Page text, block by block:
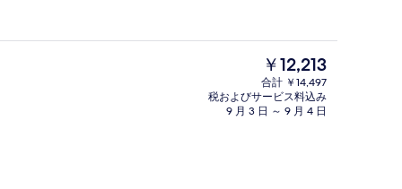
ドルーム | セーフティボックス (室内)、デスク、遮光カーテン、WiFi (無料)
コーヒーショップ
現
在
の
料
￥12,213
合計 ￥14,497
税およびサービス料込み
9 月 3 日 ～ 9 月 4 日